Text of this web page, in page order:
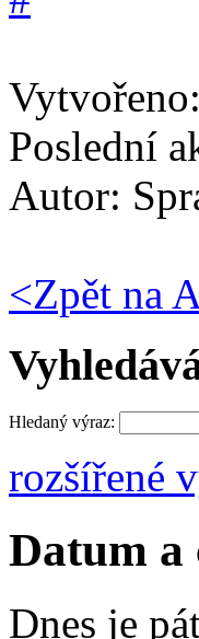
Poslední
Autor:
<Zpět na
Hledaný výraz:
rozšířené
Datum a
Dnes je